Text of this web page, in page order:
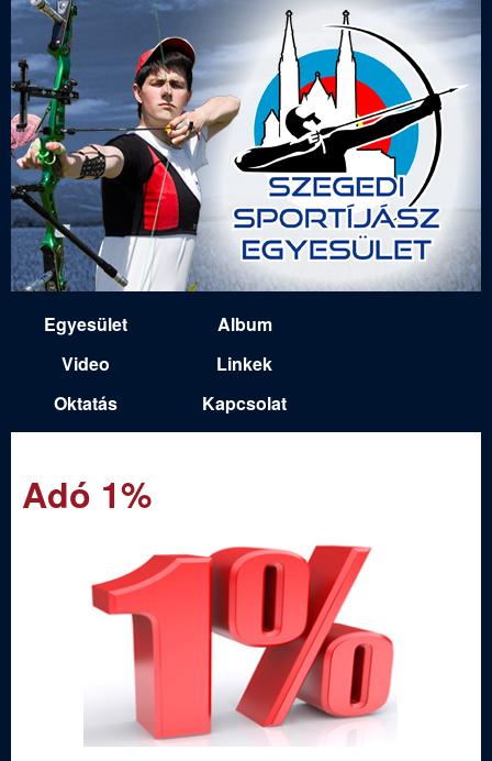
Ugrás
a
tartalomra
e
g
i
m
Egyesület
Album
Video
Linkek
Oktatás
Kapcsolat
Adó 1%